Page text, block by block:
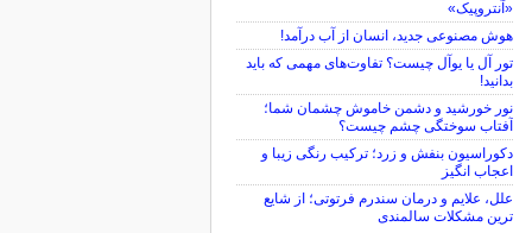
«آنتروپیک»
هوش مصنوعی جدید، انسان از آب درآمد!
تور آل یا یوآل چیست؟ تفاوت‌های مهمی که باید
بدانید!
نور خورشید و دشمن خاموش چشمان شما؛
آفتاب سوختگی چشم چیست؟
دکوراسیون بنفش و زرد؛ ترکیب رنگی زیبا و
اعجاب انگیز
علل، علایم و درمان سندرم فرتوتی؛ از شایع
ترین مشکلات سالمندی